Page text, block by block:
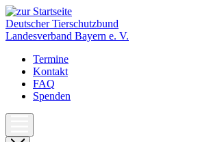
Deutscher Tierschutzbund
Landesverband Bayern e. V.
Termine
Kontakt
FAQ
Spenden